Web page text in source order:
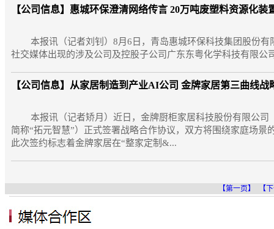
【公司信息】 惠城环保澄清网络传言 20万吨废塑料资源化装
本报讯（记者刘钊）8月6日，青岛惠城环保科技集团股份有
社交媒体出现的涉及公司及控股子公司广东东粤化学科技有限
【公司信息】 从家居制造到产业AI公司 金牌家居第三曲线战
本报讯（记者矫月）近日，金牌厨柜家居科技股份有限公司
简称“拓元智慧”）正式签署战略合作协议，双方将围绕家庭场
此次签约标志着金牌家居在“整家定制&...
【第一页】 【